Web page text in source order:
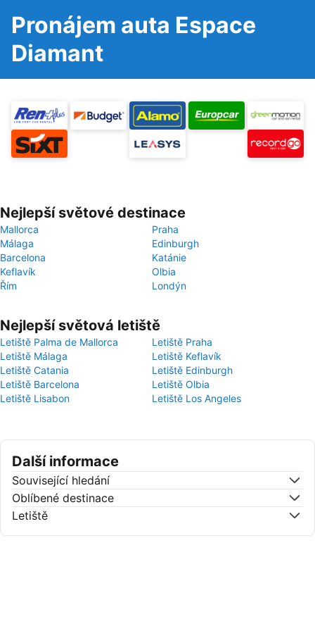
Pronájem auta Espace
Diamant
Nejlepší světové destinace
Mallorca
Praha
Málaga
Edinburgh
Barcelona
Katánie
Keflavík
Olbia
Řím
Londýn
Nejlepší světová letiště
Letiště Palma de Mallorca
Letiště Praha
Letiště Málaga
Letiště Keflavík
Letiště Catania
Letiště Edinburgh
Letiště Barcelona
Letiště Olbia
Letiště Lisabon
Letiště Los Angeles
Další informace
Související hledání
Oblíbené destinace
Letiště